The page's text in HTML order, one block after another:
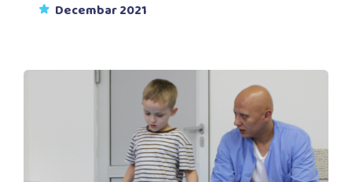
Decembar 2021